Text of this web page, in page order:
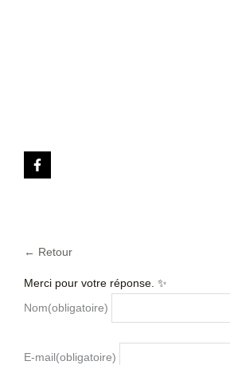
← Retour
Merci pour votre réponse. ✨
Nom(obligatoire)
E-mail (obligatoire)